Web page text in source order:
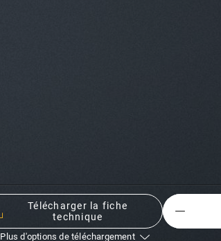
Télécharger la fiche
technique
Plus d'options de téléchargement